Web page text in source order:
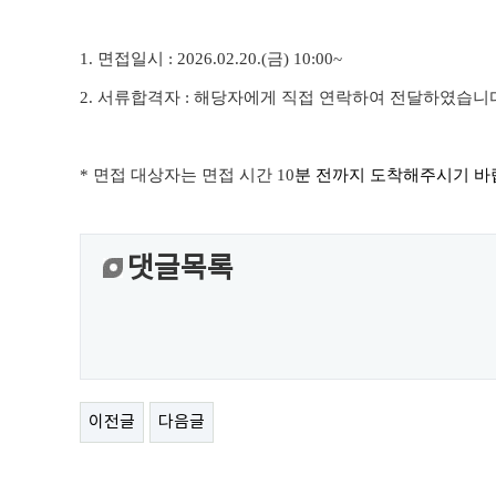
1. 면접일시 : 2026.02.20.(금) 10:00~
2. 서류합격자 : 해당자에게 직접 연락하여 전달하였습니
* 면접 대상자는 면접 시간 10분 전까지 도착해주시기 바
댓글목록
이전글 다음글